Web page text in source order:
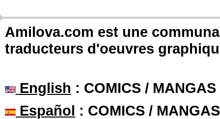
Amilova.com est une
traducteurs d'oeuvres
English : COMICS /
Español : COMICS /